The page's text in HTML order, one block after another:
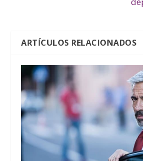
ARTÍCULOS RELACIONADOS